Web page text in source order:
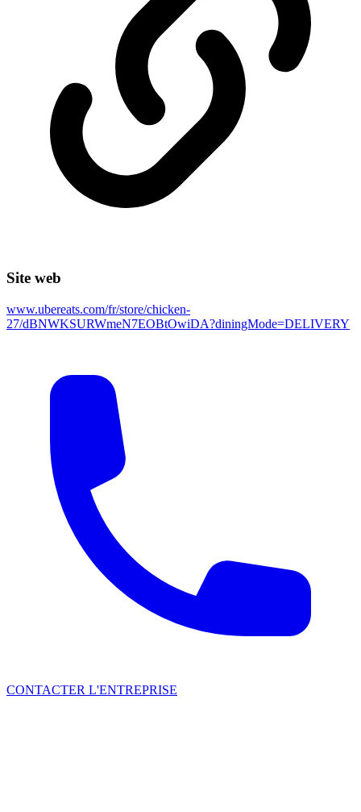
Site web
www.ubereats.com/fr/store/chicken-
27/dBNWKSURWmeN7EOBtOwiDA?diningMode=DELIVERY
CONTACTER L'ENTREPRISE